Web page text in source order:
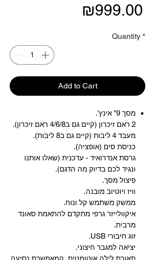
₪999.00
Quantity *
Add to Cart
מסך 9" אינץ'.
2 ראם זיכרון (קיים גם ב4/6/8 ראם זיכרון).
מעבד 4 ליבות (קיים גם ב8 ליבות).
כניסת סים (אופציה).
גרסת אנדרואיד - עדכנית (שאלו אותנו
ונגיד לכם בדיוק מה הדגם).
פיצול מסך.
וויז ויוטיוב מובנה.
ממשק משתמש קל ונוח.
איקוולייזר גרפי מתקדם להתאמת סאונד
מרבית.
זוג חיבורי USB.
יציאה למגבר חיצוני.
תאורת לילה אוטומטית, המאפשרת נסיעה